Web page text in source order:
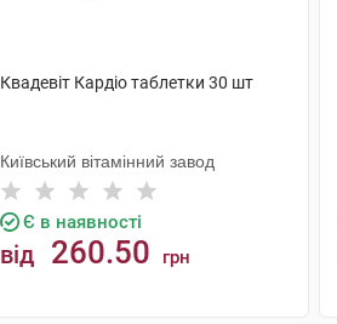
Квадевіт Кардіо таблетки 30 шт
Київський вітамінний завод
Є в наявності
від 260.50 грн